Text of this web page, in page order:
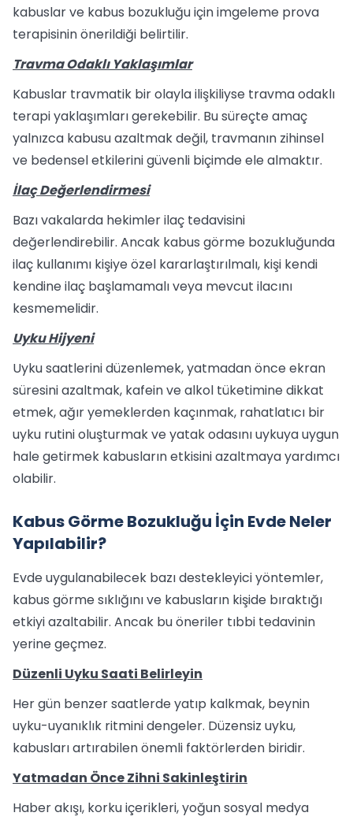
kabuslar ve kabus bozukluğu için imgeleme prova
terapisinin önerildiği belirtilir.
Travma Odaklı Yaklaşımlar
Kabuslar travmatik bir olayla ilişkiliyse travma odaklı
terapi yaklaşımları gerekebilir. Bu süreçte amaç
yalnızca kabusu azaltmak değil, travmanın zihinsel
ve bedensel etkilerini güvenli biçimde ele almaktır.
İlaç Değerlendirmesi
Bazı vakalarda hekimler ilaç tedavisini
değerlendirebilir. Ancak kabus görme bozukluğunda
ilaç kullanımı kişiye özel kararlaştırılmalı, kişi kendi
kendine ilaç başlamamalı veya mevcut ilacını
kesmemelidir.
Uyku Hijyeni
Uyku saatlerini düzenlemek, yatmadan önce ekran
süresini azaltmak, kafein ve alkol tüketimine dikkat
etmek, ağır yemeklerden kaçınmak, rahatlatıcı bir
uyku rutini oluşturmak ve yatak odasını uykuya uygun
hale getirmek kabusların etkisini azaltmaya yardımcı
olabilir.
Kabus Görme Bozukluğu İçin Evde Neler
Yapılabilir?
Evde uygulanabilecek bazı destekleyici yöntemler,
kabus görme sıklığını ve kabusların kişide bıraktığı
etkiyi azaltabilir. Ancak bu öneriler tıbbi tedavinin
yerine geçmez.
Düzenli Uyku Saati Belirleyin
Her gün benzer saatlerde yatıp kalkmak, beynin
uyku-uyanıklık ritmini dengeler. Düzensiz uyku,
kabusları artırabilen önemli faktörlerden biridir.
Yatmadan Önce Zihni Sakinleştirin
Haber akışı, korku içerikleri, yoğun sosyal medya